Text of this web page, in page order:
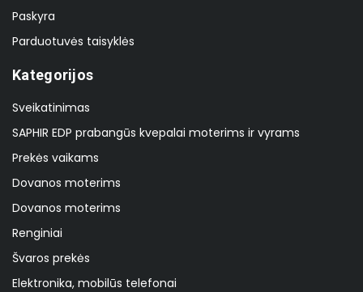
Paskyra
Parduotuvės taisyklės
Kategorijos
Sveikatinimas
SAPHIR EDP prabangūs kvepalai moterims ir vyrams
Prekės vaikams
Dovanos moterims
Dovanos moterims
Renginiai
Švaros prekės
Elektronika, mobilūs telefonai